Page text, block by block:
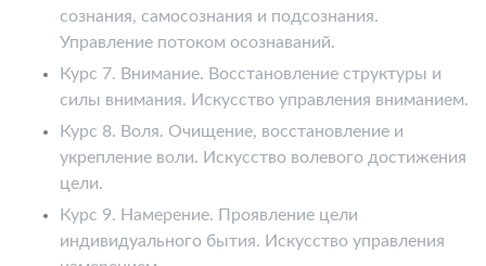
сознания, самосознания и подсознания.
Управление потоком осознаваний.
Курс 7. Внимание. Восстановление структуры и
силы внимания. Искусство управления вниманием.
Курс 8. Воля. Очищение, восстановление и
укрепление воли. Искусство волевого достижения
цели.
Курс 9. Намерение. Проявление цели
индивидуального бытия. Искусство управления